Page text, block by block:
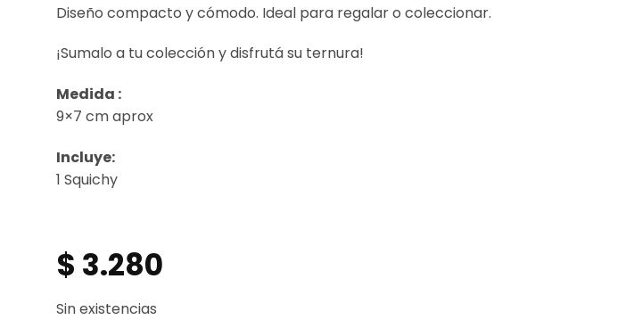
Diseño compacto y cómodo. Ideal para regalar o coleccionar.
¡Sumalo a tu colección y disfrutá su ternura!
Medida :
9×7 cm aprox
Incluye:
1 Squichy
$ 3.280
Sin existencias